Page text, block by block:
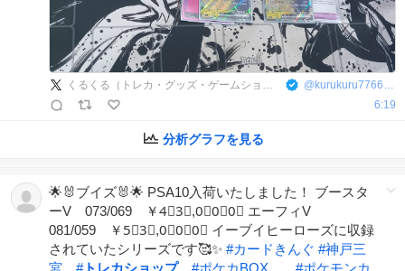
くるくる（トレカ・グッズ・ゲームショップ） @ kurukuru7766901
6:19
分析グラフを見る
🌟🐰ブイズ🐰🌟 PSA10入荷いたしました！ ブースタ
ーV 073/069 ￥4⃣3⃣,0⃣0⃣0⃣ エーフィV
081/059 ￥5⃣3⃣,0⃣0⃣0⃣ イーブイヒーローズに収録
されていたシリーズです🥰✨ #カードきんぐ #神戸三
宮
#トレカショップ #ポケカBOX #ポケモンカ